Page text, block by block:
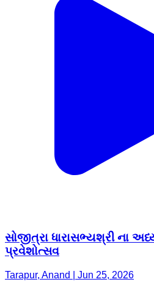
સોજીત્રા ધારાસભ્યશ્રી ના
પ્રવેશોત્સવ
Tarapur, Anand | Jun 25, 2026